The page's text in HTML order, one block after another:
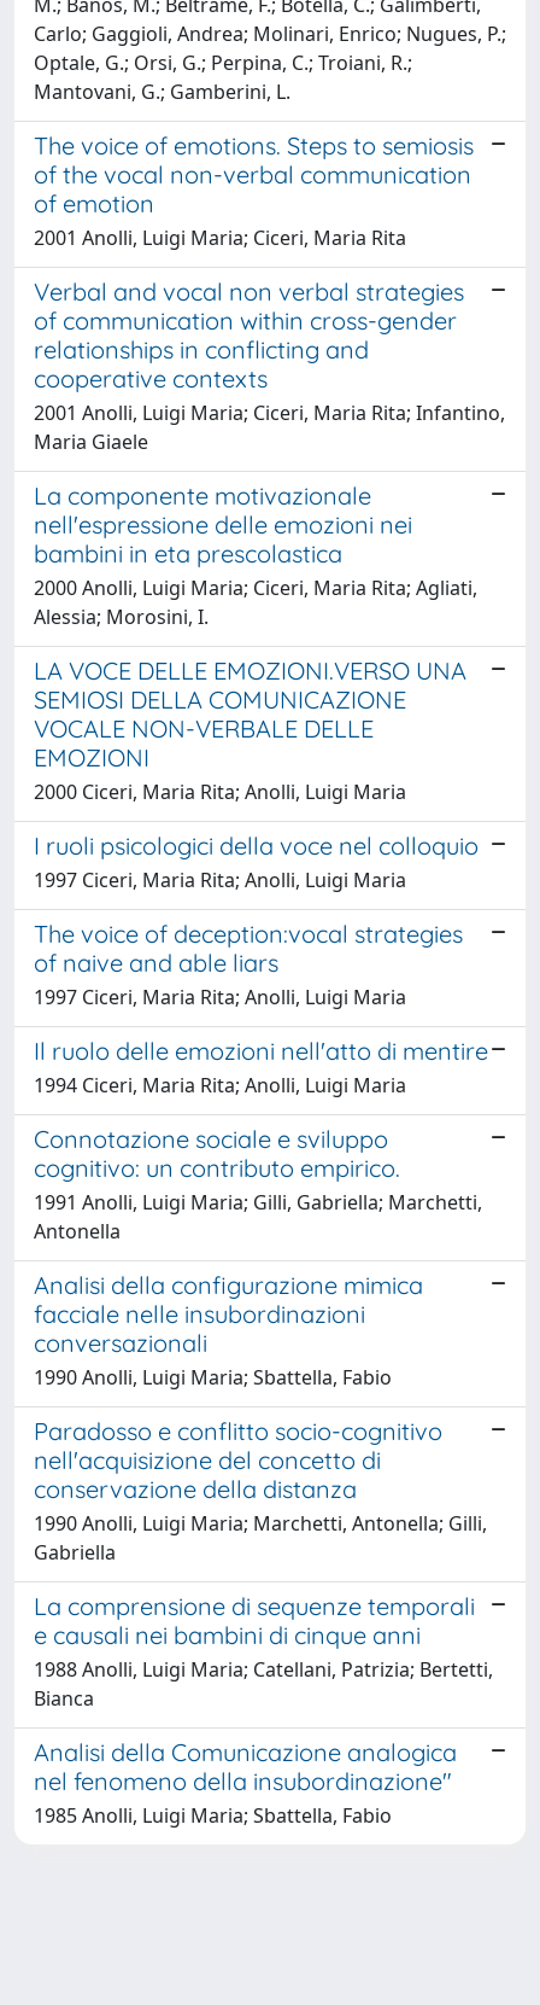
Carlo; Gaggioli, Andrea; Molinari, Enrico; Nugues, P.;
Optale, G.; Orsi, G.; Perpina, C.; Troiani, R.;
Mantovani, G.; Gamberini, L.
The voice of emotions. Steps to semiosis
of the vocal non-verbal communication
of emotion
2001 Anolli, Luigi Maria; Ciceri, Maria Rita
Verbal and vocal non verbal strategies
of communication within cross-gender
relationships in conflicting and
cooperative contexts
2001 Anolli, Luigi Maria; Ciceri, Maria Rita; Infantino,
Maria Giaele
La componente motivazionale
nell'espressione delle emozioni nei
bambini in eta prescolastica
2000 Anolli, Luigi Maria; Ciceri, Maria Rita; Agliati,
Alessia; Morosini, I.
LA VOCE DELLE EMOZIONI.VERSO UNA
SEMIOSI DELLA COMUNICAZIONE
VOCALE NON-VERBALE DELLE
EMOZIONI
2000 Ciceri, Maria Rita; Anolli, Luigi Maria
I ruoli psicologici della voce nel colloquio
1997 Ciceri, Maria Rita; Anolli, Luigi Maria
The voice of deception:vocal strategies
of naive and able liars
1997 Ciceri, Maria Rita; Anolli, Luigi Maria
Il ruolo delle emozioni nell'atto di mentire
1994 Ciceri, Maria Rita; Anolli, Luigi Maria
Connotazione sociale e sviluppo
cognitivo: un contributo empirico.
1991 Anolli, Luigi Maria; Gilli, Gabriella; Marchetti,
Antonella
Analisi della configurazione mimica
facciale nelle insubordinazioni
conversazionali
1990 Anolli, Luigi Maria; Sbattella, Fabio
Paradosso e conflitto socio-cognitivo
nell'acquisizione del concetto di
conservazione della distanza
1990 Anolli, Luigi Maria; Marchetti, Antonella; Gilli,
Gabriella
La comprensione di sequenze temporali
e causali nei bambini di cinque anni
1988 Anolli, Luigi Maria; Catellani, Patrizia; Bertetti,
Bianca
Analisi della Comunicazione analogica
nel fenomeno della insubordinazione"
1985 Anolli, Luigi Maria; Sbattella, Fabio